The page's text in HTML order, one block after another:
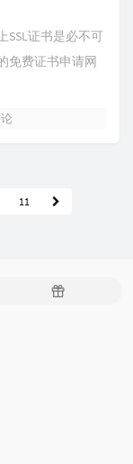
SSL证书是必不可
免费证书申请网
11
随